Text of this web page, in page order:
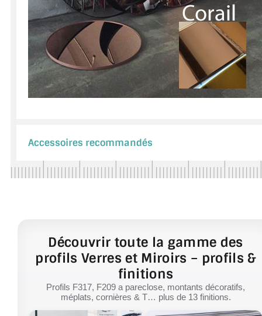
Accessoires recommandés
Découvrir toute la gamme des
profils Verres et Miroirs – profils &
finitions
Profils F317, F209 a pareclose, montants décoratifs,
méplats, cornières & T… plus de 13 finitions.